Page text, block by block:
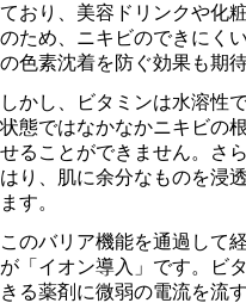
ており、美容ドリンクや化
のため、ニキビのできにく
の色素沈着を防ぐ効果も期
しかし、ビタミンは水溶性
状態ではなかなかニキビの
せることができません。さ
はり、肌に余分なものを浸
ます。
このバリア機能を通過して
が「イオン導入」です。ビ
きる薬剤に微弱の電流を流